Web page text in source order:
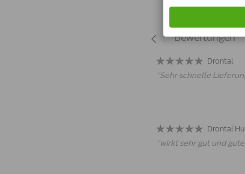
Bewertungen
Drontal
"Sehr schnelle
Drontal
"wirkt sehr gut und